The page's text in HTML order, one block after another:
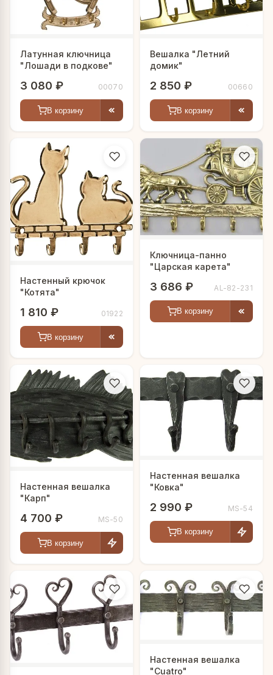
Латунная ключница
"Лошади в подкове"
3 080 ₽ 00070
В корзину
Вешалка "Летний
домик"
2 850 ₽ 00660
В корзину
Настенный крючок
"Котята"
1 810 ₽ 01922
В корзину
Ключница-панно
"Царская карета"
3 686 ₽ AL-82-231
В корзину
Настенная вешалка
"Карп"
4 700 ₽ MS-50
В корзину
Настенная вешалка
"Ковка"
2 990 ₽ MS-54
В корзину
Настенная вешалка
"Cuatro"